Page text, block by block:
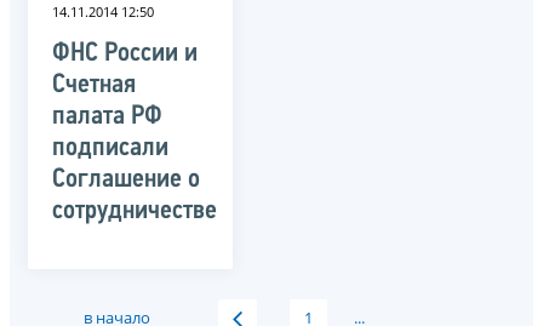
14.11.2014 12:50
ФНС России и
Счетная
палата РФ
подписали
Соглашение о
сотрудничестве
в начало 1 ...